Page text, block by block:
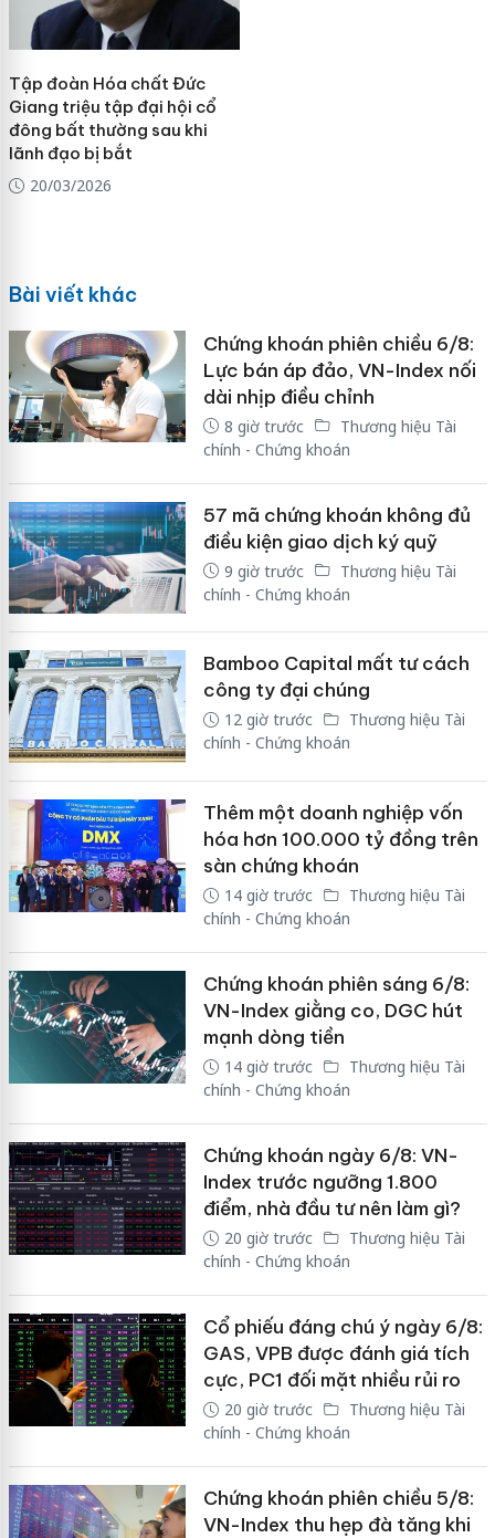
Tập đoàn Hóa chất Đức
Giang triệu tập đại hội cổ
đông bất thường sau khi
lãnh đạo bị bắt
20/03/2026
Bài viết khác
Chứng khoán phiên chiều 6/8:
Lực bán áp đảo, VN-Index nối
dài nhịp điều chỉnh
8 giờ trước
Thương hiệu Tài
chính - Chứng khoán
57 mã chứng khoán không đủ
điều kiện giao dịch ký quỹ
9 giờ trước
Thương hiệu Tài
chính - Chứng khoán
Bamboo Capital mất tư cách
công ty đại chúng
12 giờ trước
Thương hiệu Tài
chính - Chứng khoán
Thêm một doanh nghiệp vốn
hóa hơn 100.000 tỷ đồng trên
sàn chứng khoán
14 giờ trước
Thương hiệu Tài
chính - Chứng khoán
Chứng khoán phiên sáng 6/8:
VN-Index giằng co, DGC hút
mạnh dòng tiền
14 giờ trước
Thương hiệu Tài
chính - Chứng khoán
Chứng khoán ngày 6/8: VN-
Index trước ngưỡng 1.800
điểm, nhà đầu tư nên làm gì?
20 giờ trước
Thương hiệu Tài
chính - Chứng khoán
Cổ phiếu đáng chú ý ngày 6/8:
GAS, VPB được đánh giá tích
cực, PC1 đối mặt nhiều rủi ro
20 giờ trước
Thương hiệu Tài
chính - Chứng khoán
Chứng khoán phiên chiều 5/8:
VN-Index thu hẹp đà tăng khi